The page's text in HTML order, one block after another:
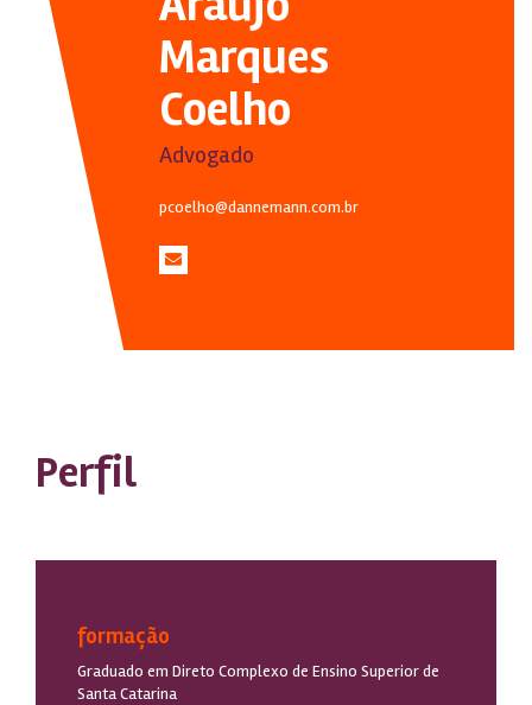
Marques
Coelho
Advogado
pcoelho@dannemann.com.br
Perfil
formação
Graduado em Direto Complexo de Ensino Superior de
Santa Catarina